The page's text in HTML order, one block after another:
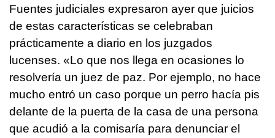
Fuentes judiciales expresaron ayer que juicios
de estas características se celebraban
prácticamente a diario en los juzgados
lucenses. «Lo que nos llega en ocasiones lo
resolvería un juez de paz. Por ejemplo, no hace
mucho entró un caso porque un perro hacía pis
delante de la puerta de la casa de una persona
que acudió a la comisaría para denunciar el